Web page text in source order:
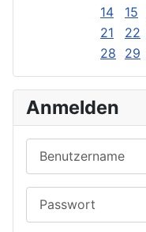
14
15
21
22
28
29
Anmelden